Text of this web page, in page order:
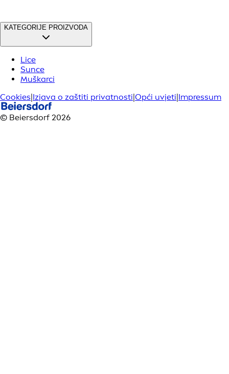
KATEGORIJE PROIZVODA
Lice
Sunce
Muškarci
Cookies Izjava o zaštiti privatnosti Opći uvjeti Impressum
© Beiersdorf 2026